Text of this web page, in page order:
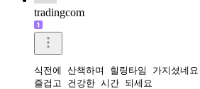
tradingcom
식전에 산책하며 힐링타임 가지셨네요
즐겁고 건강한 시간 되세요